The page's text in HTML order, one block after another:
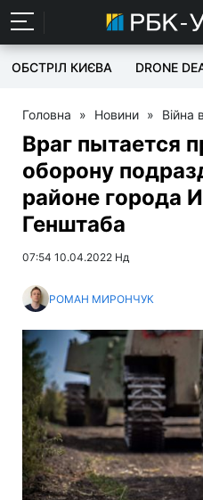
ОБСТРІЛ КИЄВА DRONE
Головна » Новини » Війна
Враг пытается
оборону
районе города
Генштаба
07:54 10.04.2022 Нд
РОМАН МИРОНЧУК